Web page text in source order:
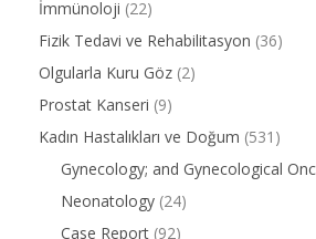
İmmünoloji (22)
Fizik Tedavi ve Rehabilitasyon (36)
Olgularla Kuru Göz (2)
Prostat Kanseri (9)
Kadın Hastalıkları ve Doğum (531)
Gynecology; and Gynecological
Neonatology (24)
Case Report (92)